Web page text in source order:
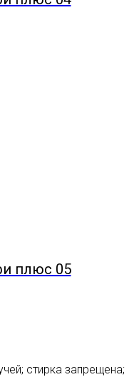
плюс 05
стирка запрещена;